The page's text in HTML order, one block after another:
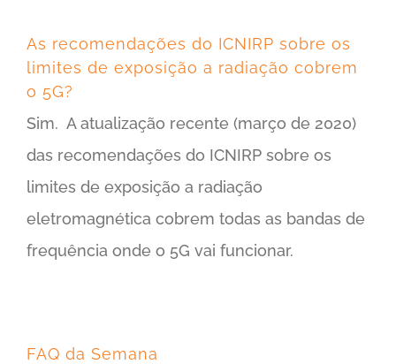
As recomendações do ICNIRP sobre os
limites de exposição a radiação cobrem
o 5G?
Sim. A atualização recente (março de 2020)
das recomendações do ICNIRP sobre os
limites de exposição a radiação
eletromagnética cobrem todas as bandas de
frequência onde o 5G vai funcionar.
FAQ da Semana